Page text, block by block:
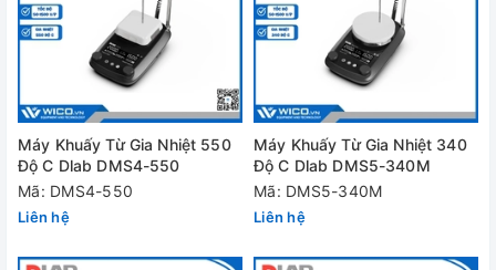
Máy Khuấy Từ Gia Nhiệt 550
Độ C Dlab DMS4-550
Mã: DMS4-550
Liên hệ
Máy Khuấy Từ Gia Nhiệt 340
Độ C Dlab DMS5-340M
Mã: DMS5-340M
Liên hệ